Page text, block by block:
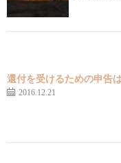
還付を受けるための申告
2016.12.21